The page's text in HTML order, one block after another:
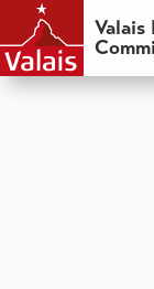
Valais